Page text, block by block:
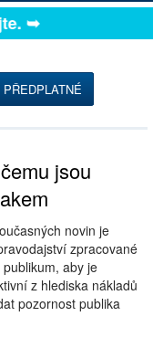
➥
jsou
novin je
zpracované
aby je
z hlediska nákladů
pozornost publika